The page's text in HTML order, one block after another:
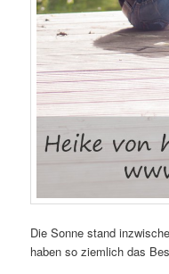
Die Sonne stand
haben so ziemlich das